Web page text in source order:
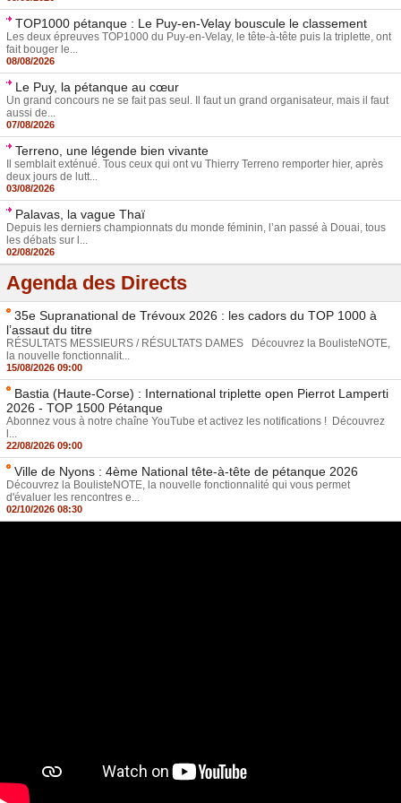
TOP1000 pétanque : Le Puy-en-Velay bouscule le classement
Les deux épreuves TOP1000 du Puy-en-Velay, le tête-à-tête puis la triplette, ont
fait bouger le...
08/08/2026
Le Puy, la pétanque au cœur
Un grand concours ne se fait pas seul. Il faut un grand organisateur, mais il faut
aussi de...
07/08/2026
Terreno, une légende bien vivante
Il semblait exténué. Tous ceux qui ont vu Thierry Terreno remporter hier, après
deux jours de lutt...
03/08/2026
Palavas, la vague Thaï
Depuis les derniers championnats du monde féminin, l’an passé à Douai, tous
les débats sur l...
02/08/2026
Agenda des Directs
35e Supranational de Trévoux 2026 : les cadors du TOP 1000 à
l’assaut du titre
RÉSULTATS MESSIEURS / RÉSULTATS DAMES Découvrez la BoulisteNOTE,
la nouvelle fonctionnalit...
15/08/2026 09:00
Bastia (Haute-Corse) : International triplette open Pierrot Lamperti
2026 - TOP 1500 Pétanque
Abonnez vous à notre chaîne YouTube et activez les notifications ! Découvrez
l...
22/08/2026 09:00
Ville de Nyons : 4ème National tête-à-tête de pétanque 2026
Découvrez la BoulisteNOTE, la nouvelle fonctionnalité qui vous permet
d'évaluer les rencontres e...
02/10/2026 08:30